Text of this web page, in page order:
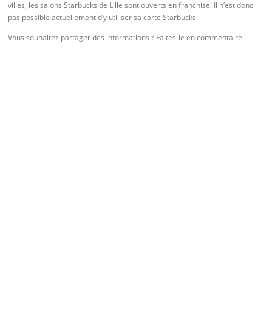
villes, les salons Starbucks de Lille sont ouverts en franchise. Il n’est donc
pas possible actuellement d’y utiliser sa carte Starbucks.
Vous souhaitez partager des informations ? Faites-le en commentaire !